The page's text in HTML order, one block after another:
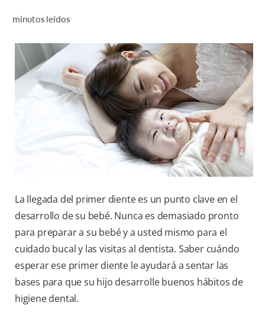
PARA PROFESIONALES
AR (ES)
SUSCRIBITE
minutos leídos
La llegada del primer diente es un punto clave en el
desarrollo de su bebé. Nunca es demasiado pronto
para preparar a su bebé y a usted mismo para el
cuidado bucal y las visitas al dentista. Saber cuándo
esperar ese primer diente le ayudará a sentar las
bases para que su hijo desarrolle buenos hábitos de
higiene dental.